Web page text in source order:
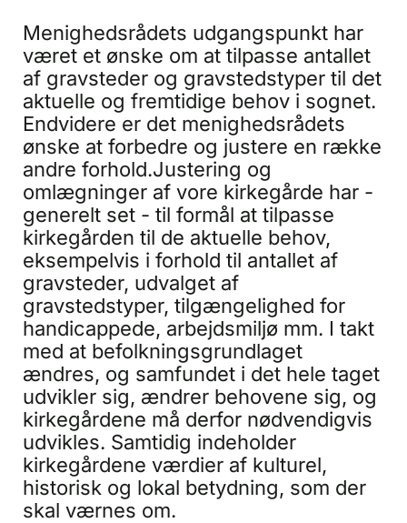
Menighedsrådets udgangspunkt har
været et ønske om at tilpasse antallet
af gravsteder og gravstedstyper til det
aktuelle og fremtidige behov i sognet.
Endvidere er det menighedsrådets
ønske at forbedre og justere en række
andre forhold.Justering og
omlægninger af vore kirkegårde har -
generelt set - til formål at tilpasse
kirkegården til de aktuelle behov,
eksempelvis i forhold til antallet af
gravsteder, udvalget af
gravstedstyper, tilgængelighed for
handicappede, arbejdsmiljø mm. I takt
med at befolkningsgrundlaget
ændres, og samfundet i det hele taget
udvikler sig, ændrer behovene sig, og
kirkegårdene må derfor nødvendigvis
udvikles. Samtidig indeholder
kirkegårdene værdier af kulturel,
historisk og lokal betydning, som der
skal værnes om.